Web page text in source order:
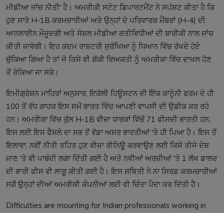
ਮੀਡੀਆ ਜਾਂਚ ਨੀਤੀ' ਹੈ। ਅਮਰੀਕੀ ਸਟੇਟ ਡਿਪਾਰਟਮੈਂਟ ਨੇ ਸਪੱਸ਼ਟ ਕੀਤਾ ਹੈ ਕਿ
ਹੁਣ ਸਾਰੇ H-1B ਕਰਮਚਾਰੀਆਂ ਅਤੇ ਉਨ੍ਹਾਂ ਦੇ ਪਰਿਵਾਰਕ ਮੈਂਬਰਾਂ (H-4) ਦੀ
ਆਨਲਾਈਨ ਮੌਜੂਦਗੀ ਅਤੇ ਸੋਸ਼ਲ ਮੀਡੀਆ ਗਤੀਵਿਧੀਆਂ ਦੀ ਬਾਰੀਕੀ ਨਾਲ ਜਾਂਚ
ਕੀਤੀ ਜਾਵੇਗੀ। ਇਹ ਕਦਮ ਰਾਸ਼ਟਰੀ ਸੁਰੱਖਿਆ ਨੂੰ ਧਿਆਨ ਵਿੱਚ ਰੱਖਦੇ ਹੋਏ
ਚੁੱਕਿਆ ਗਿਆ ਹੈ ਤਾਂ ਜੋ ਕਿਸੇ ਵੀ ਸ਼ੱਕੀ ਵਿਅਕਤੀ ਨੂੰ ਅਮਰੀਕਾ ਵਿੱਚ ਦਾਖਲ ਹੋਣ
ਤੋਂ ਰੋਕਿਆ ਜਾ ਸਕੇ।
ਇਮੀਗ੍ਰੇਸ਼ਨ ਮਾਹਿਰਾਂ ਅਨੁਸਾਰ, ਇਕੱਲੀ ਹਿਊਸਟਨ ਦੀ ਇੱਕ ਕਾਨੂੰਨੀ ਫਰਮ ਦੇ ਹੀ
100 ਤੋਂ ਵੱਧ ਗਾਹਕ ਇਸ ਸਮੇਂ ਭਾਰਤ ਵਿੱਚ ਆਪਣੀ ਵਾਪਸੀ ਦੀ ਉਡੀਕ ਕਰ ਰਹੇ
ਹਨ। ਅਮਰੀਕਾ ਵਿੱਚ ਕੁੱਲ H-1B ਵੀਜ਼ਾ ਧਾਰਕਾਂ ਵਿੱਚੋਂ 71 ਫੀਸਦੀ ਭਾਰਤੀ ਹਨ,
ਇਸ ਲਈ ਇਸ ਫੈਸਲੇ ਦਾ ਸਭ ਤੋਂ ਵੱਡਾ ਅਸਰ ਭਾਰਤੀਆਂ 'ਤੇ ਹੀ ਪਿਆ ਹੈ। ਇਸ ਤੋਂ
ਇਲਾਵਾ, ਨਵੀਂ ਨੀਤੀ ਤਹਿਤ ਹੁਣ ਵੀਜ਼ਾ ਰੀਨਿਊ ਕਰਵਾਉਣ ਲਈ ਕਿਸੇ ਤੀਜੇ ਦੇਸ਼
ਜਾਣ 'ਤੇ ਵੀ ਪਾਬੰਦੀ ਲਗਾ ਦਿੱਤੀ ਗਈ ਹੈ ਅਤੇ ਨਵੀਆਂ ਅਰਜ਼ੀਆਂ 'ਤੇ 1 ਲੱਖ ਡਾਲਰ
ਦੀ ਭਾਰੀ ਫੀਸ ਵੀ ਲਾਗੂ ਕੀਤੀ ਗਈ ਹੈ। ਇਸ ਸਥਿਤੀ ਨੇ ਨਾ ਸਿਰਫ਼ ਕਰਮਚਾਰੀਆਂ
ਸਗੋਂ ਉਨ੍ਹਾਂ ਦੀਆਂ ਅਮਰੀਕੀ ਕੰਪਨੀਆਂ ਲਈ ਵੀ ਚਿੰਤਾ ਪੈਦਾ ਕਰ ਦਿੱਤੀ ਹੈ।
Difficulties are mounting for Indian professionals working in